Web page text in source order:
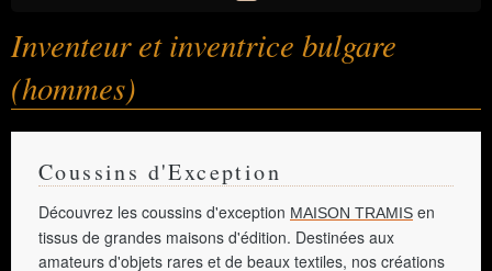
Inventeur et inventrice bulgare
(hommes)
Coussins d'Exception
Découvrez les coussins d'exception MAISON TRAMIS en
tissus de grandes maisons d'édition. Destinées aux
amateurs d'objets rares et de beaux textiles, nos créations